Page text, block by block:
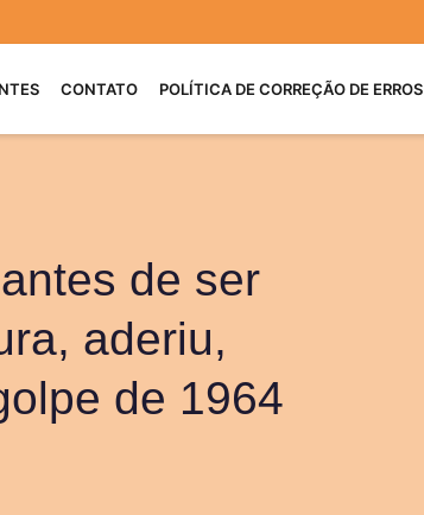
CONTATO POLÍTICA DE CORREÇÃO DE ERROS
de ser
aderiu,
de 1964